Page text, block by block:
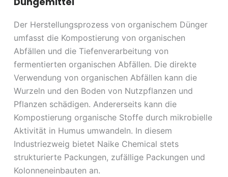
Der Herstellungsprozess von organischem Dünger
umfasst die Kompostierung von organischen
Abfällen und die Tiefenverarbeitung von
fermentierten organischen Abfällen. Die direkte
Verwendung von organischen Abfällen kann die
Wurzeln und den Boden von Nutzpflanzen und
Pflanzen schädigen. Andererseits kann die
Kompostierung organische Stoffe durch mikrobielle
Aktivität in Humus umwandeln. In diesem
Industriezweig bietet Naike Chemical stets
strukturierte Packungen, zufällige Packungen und
Kolonneneinbauten an.